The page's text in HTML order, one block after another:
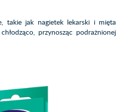
takie jak nagietek lekarski i mięta
przynosząc podrażnionej